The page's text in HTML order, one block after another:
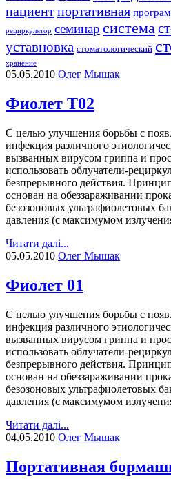
пациентпортативная
рециркулятор семинар система
уставновка стоматологический
хранение
05.05.2010 Олег Мышак
Фиолет Т02
С целью улучшения борьбы с
инфекция различного
вызванных вирусом гриппа и
использовать облучатели-
безпрерывного действия.
основан на обеззараживании
безозоновых ультрафиолетовых
давления (с максимумом
Читати далі...
05.05.2010 Олег Мышак
Фиолет 01
С целью улучшения борьбы с
инфекция различного
вызванных вирусом гриппа и
использовать облучатели-
безпрерывного действия.
основан на обеззараживании
безозоновых ультрафиолетовых
давления (с максимумом
Читати далі...
04.05.2010 Олег Мышак
Портативная